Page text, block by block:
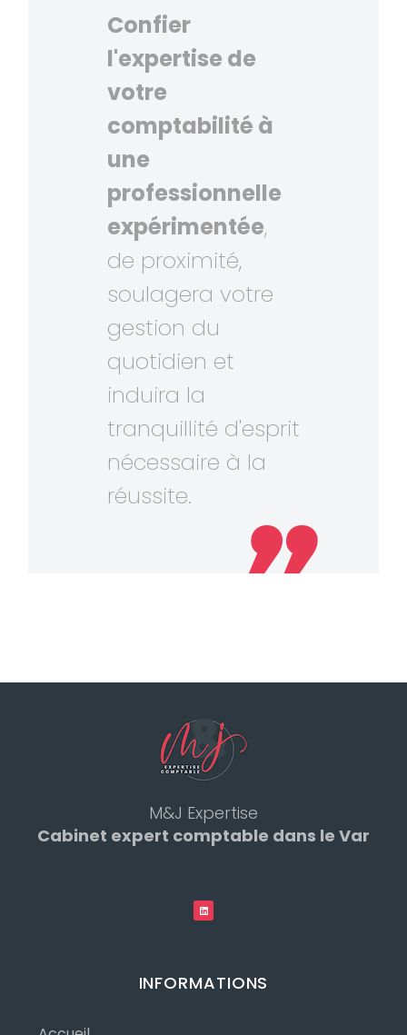
Confier
l'expertise de
votre
comptabilité à
une
professionnelle
expérimentée,
de proximité,
soulagera votre
gestion du
quotidien et
induira la
tranquillité d'esprit
nécessaire à la
réussite.
M&J Expertise
Cabinet expert comptable dans le Var
INFORMATIONS